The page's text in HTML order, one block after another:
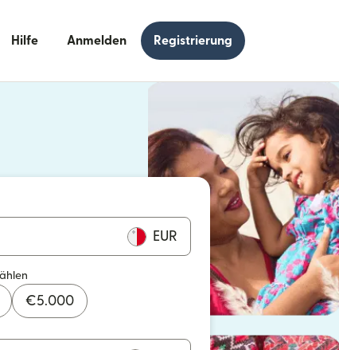
Hilfe Anmelden Registrierung
neuen Fenster geöffnet)
EUR
€5.000